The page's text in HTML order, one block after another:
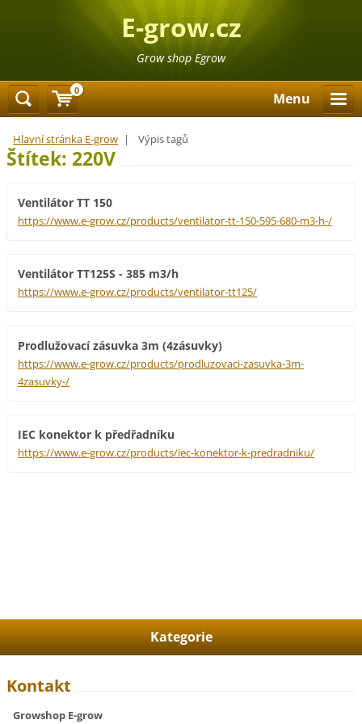
E-grow.cz
Grow shop Egrow
Menu
Hlavní stránka E-grow | Výpis tagů
Štítek: 220V
Ventilátor TT 150
https://www.e-grow.cz/products/ventilator-tt-150-595-680-m3-h-/
Ventilátor TT125S - 385 m3/h
https://www.e-grow.cz/products/ventilator-tt125/
Prodlužovací zásuvka 3m (4zásuvky)
https://www.e-grow.cz/products/prodluzovaci-zasuvka-3m-
4zasuvky-/
IEC konektor k předřadníku
https://www.e-grow.cz/products/iec-konektor-k-predradniku/
Kategorie
Kontakt
Growshop E-grow
0